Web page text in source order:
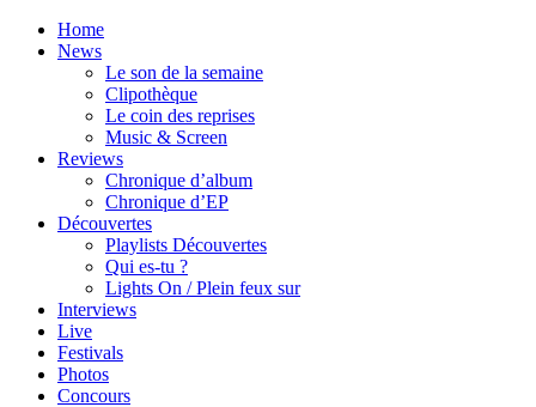
Home
News
Le son de la semaine
Clipothèque
Le coin des reprises
Music & Screen
Reviews
Chronique d’album
Chronique d’EP
Découvertes
Playlists Découvertes
Qui es-tu ?
Lights On / Plein feux sur
Interviews
Live
Festivals
Photos
Concours